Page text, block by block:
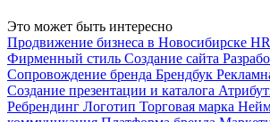
Это может быть интересно
Продвижение бизнеса в Новосибирске
Фирменный стиль Создание сайта
Сопровождение бренда Брендбук
Создание презентации и каталога
Ребрендинг Логотип Торговая марка